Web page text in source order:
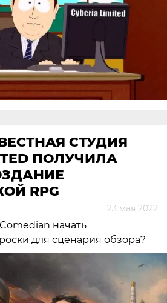
СТУДИЯ
ПОЛУЧИЛА
RPG
23 мая 2022
начать
для сценария обзора?